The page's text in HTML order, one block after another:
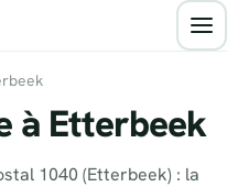
à Etterbeek
1040 (Etterbeek) : la